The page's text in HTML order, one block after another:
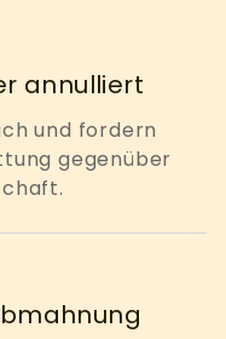
annulliert
und fordern
gegenüber